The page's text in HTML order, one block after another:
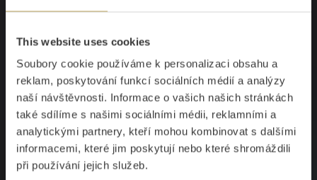
This website uses cookies
Soubory cookie používáme k personalizaci obsahu a
reklam, poskytování funkcí sociálních médií a analýzy
naší návštěvnosti. Informace o vašich našich stránkách
také sdílíme s našimi sociálními médii, reklamními a
analytickými partnery, kteří mohou kombinovat s dalšími
informacemi, které jim poskytují nebo které shromáždili
při používání jejich služeb.
strukturu, šťavnatost i chuť. Veškeré
příslušenství je vyrobeno z nerezu, takže
vám nikdy nezrezaví. Tuto kombinaci
litinového těla a plně nerezového
příslušenství nabízíme jako jediní. Mlýnky
jsou navrženy tak, abyste je snadno a
pohodlně sestavili a kdykoli dokoupili
veškeré potřebné díly a příslušenství.